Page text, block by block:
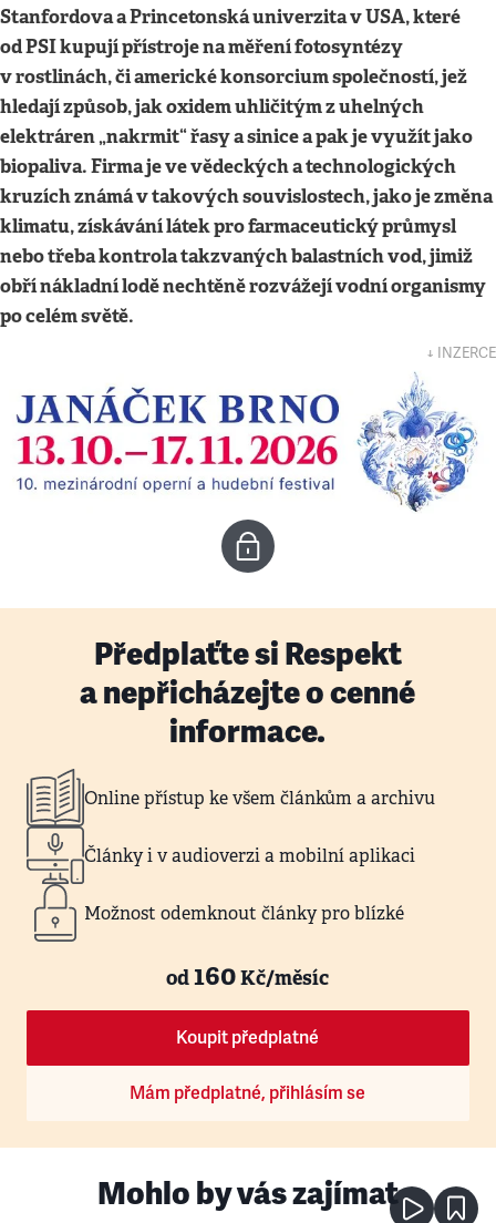
Stanfordova a Princetonská univerzita v USA, které
od PSI kupují přístroje na měření fotosyntézy
v rostlinách, či americké konsorcium společností, jež
hledají způsob, jak oxidem uhličitým z uhelných
elektráren „nakrmit“ řasy a sinice a pak je využít jako
biopaliva. Firma je ve vědeckých a technologických
kruzích známá v takových souvislostech, jako je změna
klimatu, získávání látek pro farmaceutický průmysl
nebo třeba kontrola takzvaných balastních vod, jimiž
obří nákladní lodě nechtěně rozvážejí vodní organismy
po celém světě.
↓ INZERCE
Předplaťte si Respekt
a nepřicházejte o cenné
informace.
Online přístup ke všem článkům a archivu
Články i v audioverzi a mobilní aplikaci
Možnost odemknout články pro blízké
od160Kč/měsíc
Koupit předplatné
Mám předplatné, přihlásím se
Mohlo by vás zajímat